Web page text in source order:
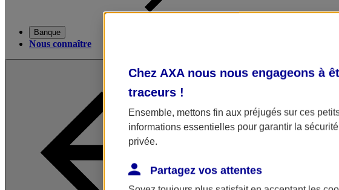
Banque
Nous connaître
Chez AXA nous nous engageons à
traceurs !
Ensemble, mettons fin aux préjugés sur ces
informations essentielles pour garantir la
privée.
Partagez vos attentes